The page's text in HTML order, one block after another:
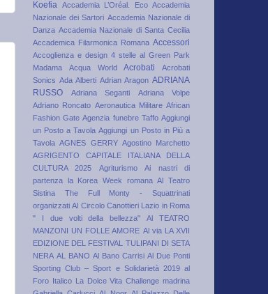
Koefia
Accademia L’Oréal. Eco Accademia
Nazionale dei Sartori Accademia Nazionale di
Danza Accademia Nazionale di Santa Cecilia
Accademica Filarmonica Romana Accessori
Accoglienza e design 4 stelle al Green Park
Madama
Acqua World Acrobati
Acrobati
Sonics Ada Alberti Adrian Aragon ADRIANA
RUSSO
Adriana Seganti
Adriana Volpe
Adriano Roncato Aeronautica Militare African
Fashion Gate Agenzia funebre Taffo Aggiungi
un Posto a Tavola Aggiungi un Posto in Più a
Tavola AGNES GERRY Agostino Marchetto
AGRIGENTO CAPITALE ITALIANA DELLA
CULTURA 2025
Agriturismo
Ai nastri di
partenza la Korea Week romana Al Teatro
Sistina The Full Monty - Squattrinati
organizzati Al Circolo Canottieri Lazio in Roma
" I due volti della bellezza"
Al TEATRO
MANZONI UN FOLLE AMORE Al via LA XVII
EDIZIONE DEL FESTIVAL TULIPANI DI SETA
NERA AL BANO Al Bano Carrisi Al Due Ponti
Sporting Club – Sport e Solidarietà 2019 al
Foro Italico La Dolce Vita Challenge madrina